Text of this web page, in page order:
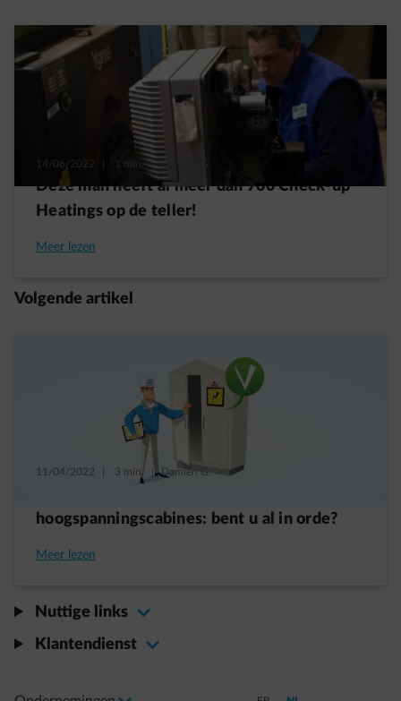
14/06/2022 1 min. | Damien G.
Deze man heeft al meer dan 700 Check-up
Heatings op de teller!
Meer lezen
Volgende artikel
11/04/2022 3 min. | Damien G.
hoogspanningscabines: bent u al in orde?
Meer lezen
Nuttige links
Klantendienst
Selecteer uw profiel
Als u de selectie wijzigt, gaat u naar een nieuwe pagina